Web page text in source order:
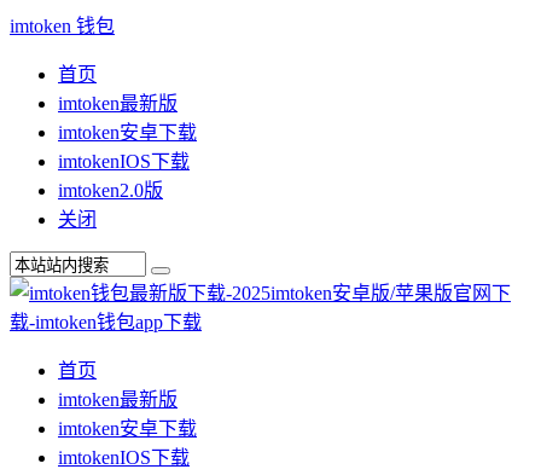
imtoken 钱包
首页
imtoken最新版
imtoken安卓下载
imtokenIOS下载
imtoken2.0版
关闭
首页
imtoken最新版
imtoken安卓下载
imtokenIOS下载